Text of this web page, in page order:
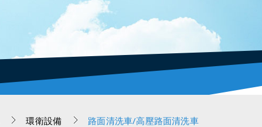
環衛設備 路面清洗車/高壓路面清洗車